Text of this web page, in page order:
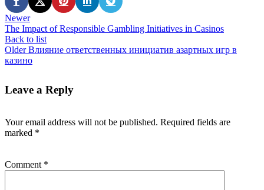
Newer
The Impact of Responsible Gambling Initiatives in Casinos
Back to list
Older Влияние ответственных инициатив азартных игр в
казино
Leave a Reply
Your email address will not be published. Required fields are
marked *
Comment *